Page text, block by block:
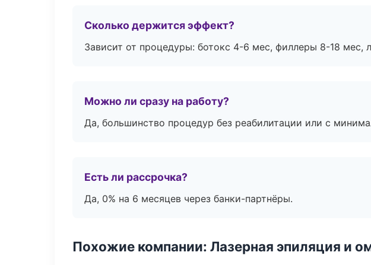
Сколько держится эффект?
Зависит от процедуры: ботокс 4-6 мес, филлеры 8-18 мес,
Можно ли сразу на работу?
Да, большинство процедур без реабилитации или с
Есть ли рассрочка?
Да, 0% на 6 месяцев через банки-партнёры.
Похожие компании: Лазерная эпиляция и